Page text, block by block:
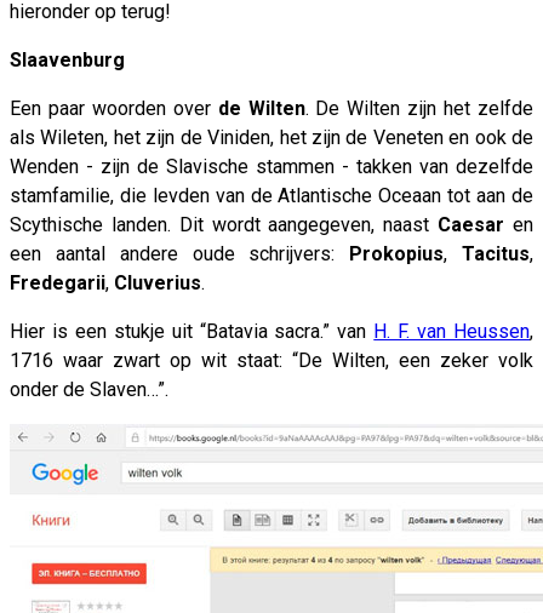
hieronder op terug!
Slaavenburg
Een paar woorden over de Wilten. De Wilten zijn het zelfde
als Wileten, het zijn de Viniden, het zijn de Veneten en ook de
Wenden - zijn de Slavische stammen - takken van dezelfde
stamfamilie, die levden van de Atlantische Oceaan tot aan de
Scythische landen. Dit wordt aangegeven, naast Caesar en
een aantal andere oude schrijvers: Prokopius,Tacitus,
Fredegarii, Cluverius.
Hier is een stukje uit “Batavia sacra.” van H. F. van Heussen,
1716 waar zwart op wit staat: “De Wilten, een zeker volk
onder de Slaven…”.